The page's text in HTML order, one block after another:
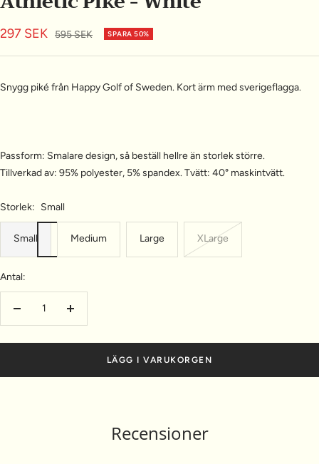
1
2
3
Rea-
pris
297 SEK Pris
595 SEK SPARA 50%
Snygg piké från Happy Golf of Sweden. Kort ärm med sverigeflagga.
Passform: Smalare design, så beställ hellre än storlek större.
Tillverkad av: 95% polyester, 5% spandex. Tvätt: 40° maskintvätt.
Storlek: Small
Small Medium Large XLarge
Antal:
Öka
LÄGG I VARUKORGEN
Recensioner